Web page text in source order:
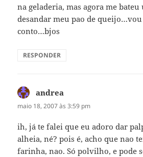
na geladeria, mas agora me
desandar meu pao de
conto…bjos
RESPONDER
andrea
maio 18, 2007 às 3:59 pm
ih, já te falei que eu adoro dar
alheia, né? pois é, acho que nao
farinha, nao. Só polvilho, e pode